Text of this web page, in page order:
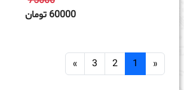
60000 تومان
«
1
2
3
»